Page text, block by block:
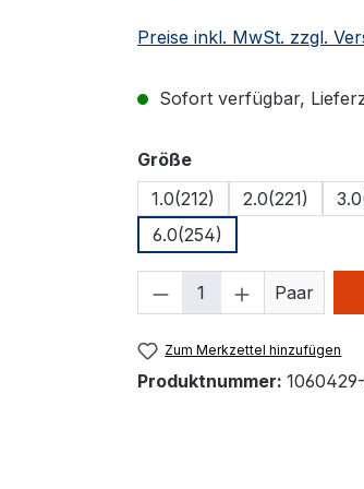
Preise inkl. MwSt. zzgl.
Sofort verfügbar,
Größeauswählen
1.0(212)
2.0(221)
6.0(254)
Produkt Anzahl:
Paar
Zum Merkzettel hinzufügen
Produktnummer: